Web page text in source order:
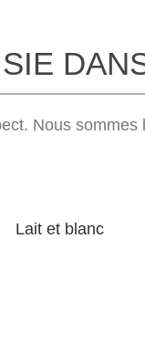
Nous
Lait et blanc